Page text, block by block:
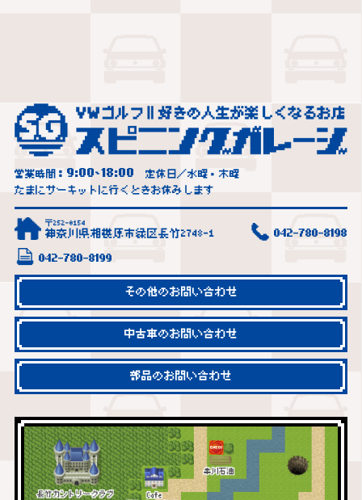
営業時間： 9:00~18:00
定休日／水曜・木曜
たまにサーキットに行くときお休みします
〒252-0154
神奈川県相模原市緑区長竹2748-1 042-780-8198
042-780-8199
その他のお問い合わせ
中古車のお問い合わせ
部品のお問い合わせ